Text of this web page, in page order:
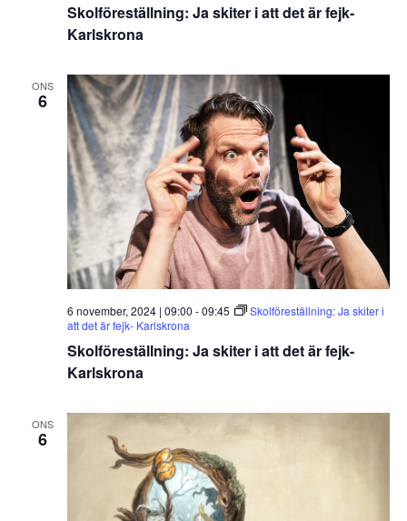
Skolföreställning: Ja skiter i att det är fejk-
Karlskrona
ONS
6
Skolföreställning: Ja skiter i att det är fejk-
Karlskrona
6 november, 2024 | 09:00 -09:45
Skolföreställning: Ja skiter i
att det är fejk- Karlskrona
ONS
6